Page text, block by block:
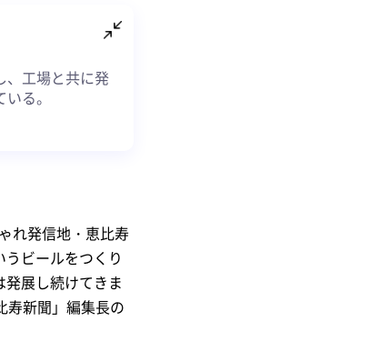
、工場と共に発
る。
れ発信地・恵比寿
ビールをつくり
展し続けてきま
寿新聞」編集長の